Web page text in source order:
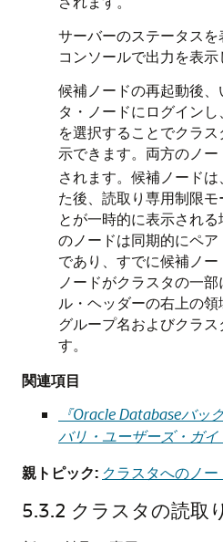
サーバーのステータス
コンソールで出力を表示
候補ノードの再起動後
タ・ノードにログイン
を選択することでクラ
示できます。両方のノー
されます。候補ノード
た後、読取り専用制限モ
とが一時的に表示され
のノードは同期的にペ
であり、すでに候補ノー
ノードがクラスタの一
ル・ヘッダーの右上の
グループ名およびクラス
す。
関連項目
『Oracle Databaseバッ
バリ・ユーザーズ・ガイ
親トピック: クラスタへのノー
5.3.2 クラスタの読取